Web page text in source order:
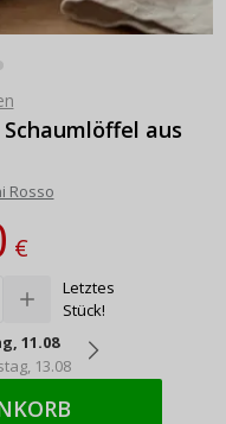
Schaumlöffel aus
Rosso
€
Letztes
Stück!
11.08
13.08